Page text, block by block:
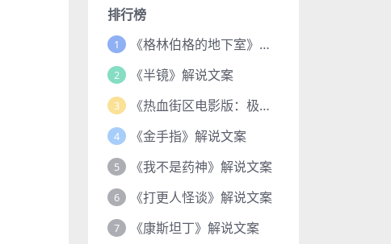
排行榜
1 《格林伯格的地下室》解说文案
2 《半镜》解说文案
3 《热血街区电影版：极恶王续篇》解说文案
4 《金手指》解说文案
5 《我不是药神》解说文案
6 《打更人怪谈》解说文案
7 《康斯坦丁》解说文案